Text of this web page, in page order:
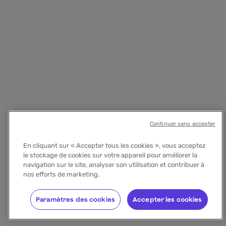
En cliquant sur « Accepter tous les cookies », vous acceptez
le stockage de cookies sur votre appareil pour améliorer la
navigation sur le site, analyser son utilisation et contribuer à
nos efforts de marketing.
Accepter les cookies
Paramètres des cookies
Continuer sans accepter